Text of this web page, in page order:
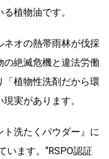
植物油です。
ネオの熱帯雨林が伐採
の絶滅危機と違法労働
植物性洗剤だから環
実があります。
洗たくパウダー』に
います。“RSPO認証